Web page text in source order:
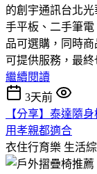
的創宇通訊台北
手平板、二手筆
品可選購，同時
可提供服務，最終
繼續閱讀
3天前
【分享】泰達隨
用孝親都適合
衣住行育樂 生活